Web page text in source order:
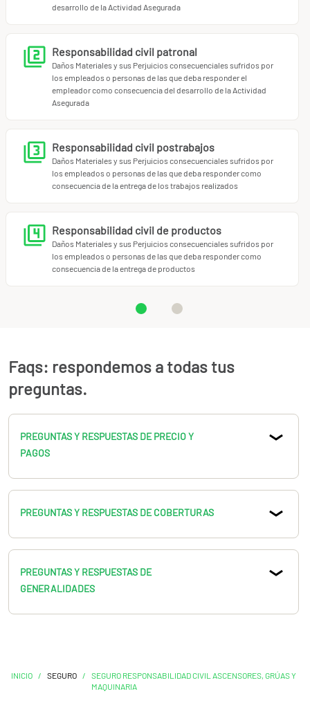
desarrollo de la Actividad Asegurada
Responsabilidad civil patronal
Daños Materiales y sus Perjuicios consecuenciales sufridos por
los empleados o personas de las que deba responder el
empleador como consecuencia del desarrollo de la Actividad
Asegurada
Responsabilidad civil postrabajos
Daños Materiales y sus Perjuicios consecuenciales sufridos por
los empleados o personas de las que deba responder como
consecuencia de la entrega de los trabajos realizados
Responsabilidad civil de productos
Daños Materiales y sus Perjuicios consecuenciales sufridos por
los empleados o personas de las que deba responder como
consecuencia de la entrega de productos
Faqs: respondemos a todas tus
preguntas.
PREGUNTAS Y RESPUESTAS DE PRECIO Y
PAGOS
PREGUNTAS Y RESPUESTAS DE COBERTURAS
PREGUNTAS Y RESPUESTAS DE
GENERALIDADES
INICIO / SEGURO /
SEGURO RESPONSABILIDAD CIVIL ASCENSORES, GRÚAS Y
MAQUINARIA